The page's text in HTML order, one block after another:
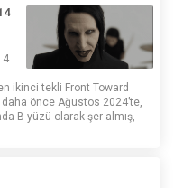
ikinci tekli Front Toward
daha önce Ağustos 2024’te,
B yüzü olarak şer almış,